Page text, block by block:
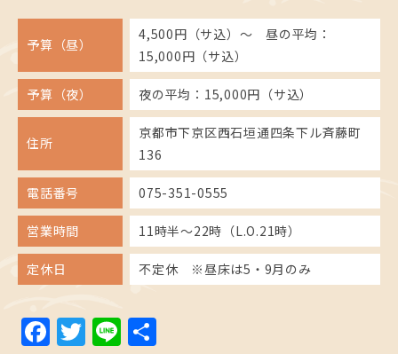
予算（昼）
4,500円（サ込）〜 昼の平均：
15,000円（サ込）
予算（夜） 夜の平均：15,000円（サ込）
住所
京都市下京区西石垣通四条下ル斉藤町
136
電話番号 075-351-0555
営業時間 11時半〜22時（L.O.21時）
定休日 不定休 ※昼床は5・9月のみ
Facebook
Twitter
Line